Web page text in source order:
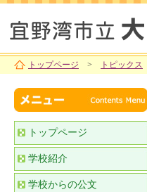
トップページ > トピックス
トップページ
学校紹介
学校からの公文